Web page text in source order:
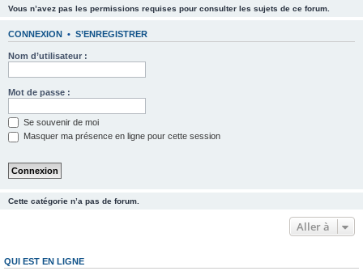
Vous n’avez pas les permissions requises pour consulter les sujets de ce forum.
CONNEXION • S’ENREGISTRER
Nom d’utilisateur :
Mot de passe :
Se souvenir de moi
Masquer ma présence en ligne pour cette session
Cette catégorie n’a pas de forum.
Aller à
QUI EST EN LIGNE